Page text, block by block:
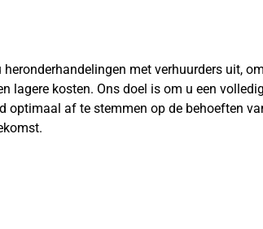
met verhuurders uit,
lagere kosten. Ons doel is om u een volledig
optimaal af te stemmen op de behoeften